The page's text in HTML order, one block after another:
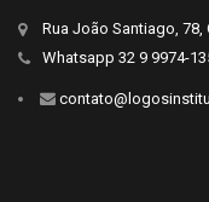
Rua João Santiago, 78,
Whatsapp 32 9 9974-